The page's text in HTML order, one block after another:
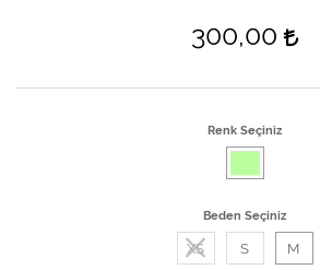
300,00
Renk Seçiniz
Beden Seçiniz
XS S M